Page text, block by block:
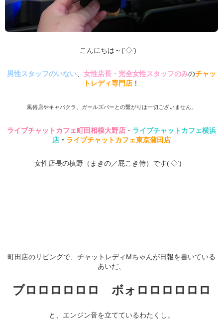
こんにちは～(‘◇’)ゞ
男性スタッフのいない 女性店長・完全女性スタッフのみのチャッ
トレディ専門店 ！
風俗店やキャバクラ、ガールズバーとの繋がりは一切ございません。
ライブチャットカフェ町田相模大野店 ・ ライブチャットカフェ横浜
店 ・ ライブチャットカフェ東京蒲田店
女性店長の槙野（まきの／屁こき侍）です(‘◇’)ゞ
町田店のリビングで、チャットレディMちゃんが日報を書いている
あいだ、
ブロロロロロロ ボォロロロロロロ
と、エンジン音を立てているわたくし。